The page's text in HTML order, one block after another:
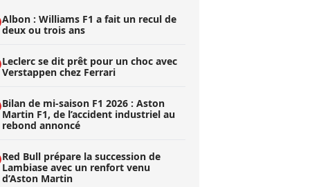
Albon : Williams F1 a fait un recul de
deux ou trois ans
Leclerc se dit prêt pour un choc avec
Verstappen chez Ferrari
Bilan de mi-saison F1 2026 : Aston
Martin F1, de l’accident industriel au
rebond annoncé
Red Bull prépare la succession de
Lambiase avec un renfort venu
d’Aston Martin